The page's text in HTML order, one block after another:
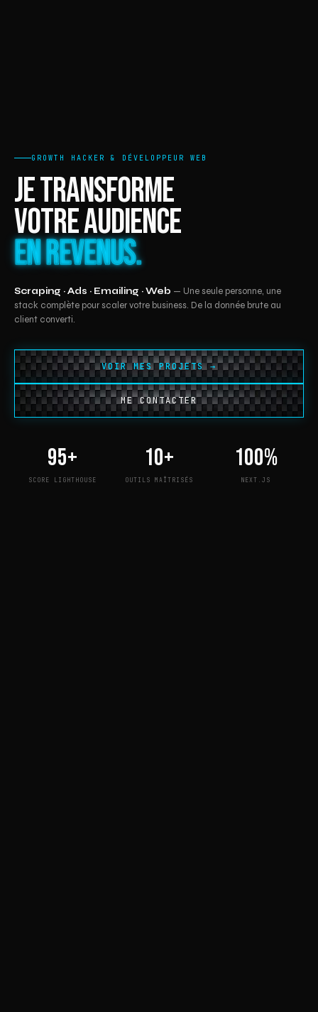
GROWTH HACKER & DÉVELOPPEUR WEB
Je transforme
votre audience
en revenus.
Scraping · Ads · Emailing · Web — Une seule personne, une
stack complète pour scaler votre business. De la donnée brute au
client converti.
VOIR MES PROJETS →
ME CONTACTER
95+
SCORE LIGHTHOUSE
10+
OUTILS MAÎTRISÉS
100%
NEXT.JS